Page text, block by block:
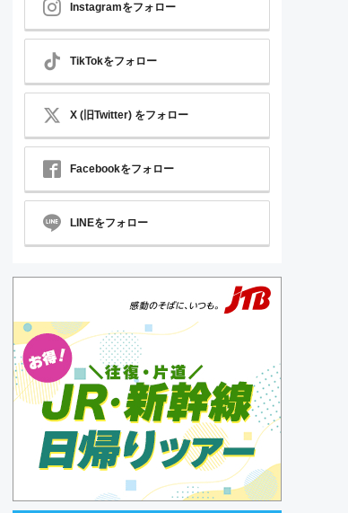
Instagramをフォロー
TikTokをフォロー
X (旧Twitter) をフォロー
Facebookをフォロー
LINEをフォロー